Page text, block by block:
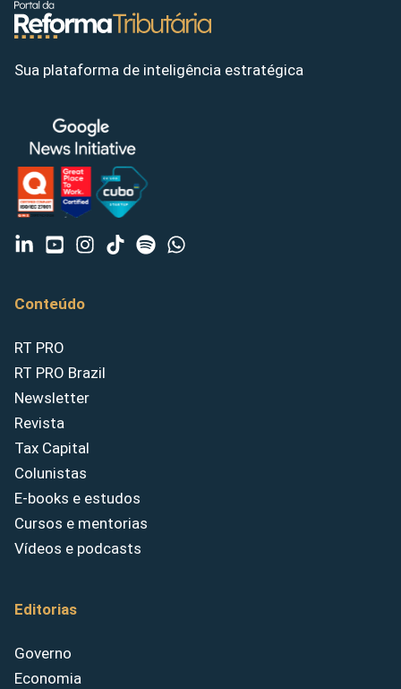
Sua plataforma de inteligência estratégica
Conteúdo
RT PRO
RT PRO Brazil
Newsletter
Revista
Tax Capital
Colunistas
E-books e estudos
Cursos e mentorias
Vídeos e podcasts
Editorias
Governo
Economia